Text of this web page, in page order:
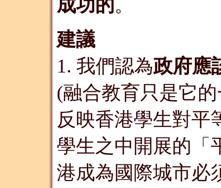
成功的 。
建議
1. 我們認為政府應
(融合教育只是它
反映香港學生對平
學生之中開展的「
港成為國際城市必